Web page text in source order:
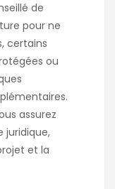
de
pour ne
certains
ou
assurez
juridique,
et la